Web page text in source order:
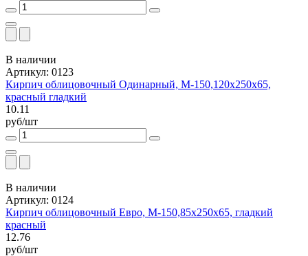
В наличии
Артикул: 0123
Кирпич облицовочный Одинарный, М-150,120x250x65,
красный гладкий
10.11
руб/шт
В наличии
Артикул: 0124
Кирпич облицовочный Евро, М-150,85x250x65, гладкий
красный
12.76
руб/шт